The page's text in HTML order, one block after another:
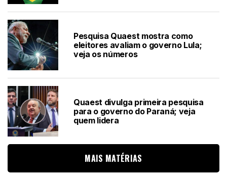
Pesquisa Quaest mostra como
eleitores avaliam o governo Lula;
veja os números
Quaest divulga primeira pesquisa
para o governo do Paraná; veja
quem lidera
MAIS MATÉRIAS